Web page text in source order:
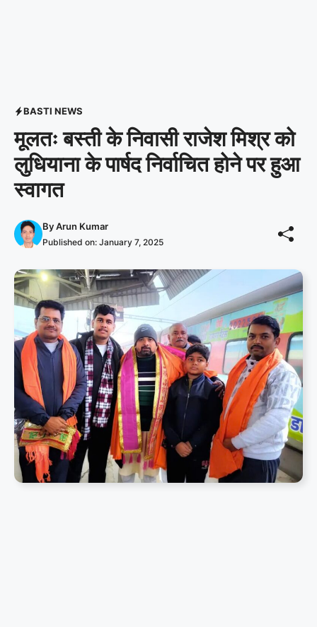
BASTI NEWS
मूलतः बस्ती के निवासी राजेश मिश्र को
लुधियाना के पार्षद निर्वाचित होने पर हुआ
स्वागत
ByArun Kumar
Published on: January 7, 2025